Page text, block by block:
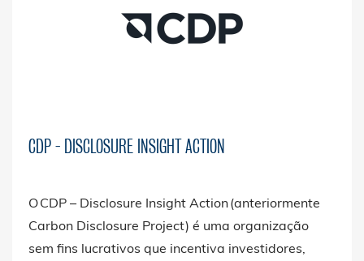
CDP - DISCLOSURE INSIGHT ACTION
O CDP – Disclosure Insight Action (anteriormente
Carbon Disclosure Project) é uma organização
sem fins lucrativos que incentiva investidores,